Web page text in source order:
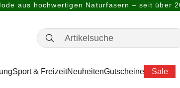
aus hochwertigen Naturfasern – seit über
Sport & FreizeitNeuheitenGutscheine Sale